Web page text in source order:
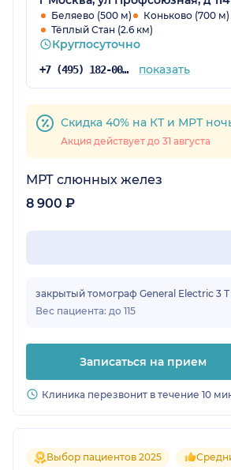
Беляево (500 м)
Коньково (700 м)
Тёплый Стан (2.6 км)
Круглосуточно
+7 (495) 182-00-52 показать
Скидка 40% на КТ и МРТ
Акция действует до 31 августа
МРТ слюнных желез
8 900 ₽
закрытый томограф General Electric 3 Т
Вес пациента: до 115
Записаться на прием
Клиника перезвонит в течение 10
Выбор пациентов 2025